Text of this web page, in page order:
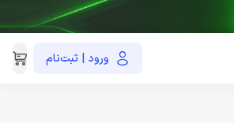
ورود | ثبت‌نام021-91035390